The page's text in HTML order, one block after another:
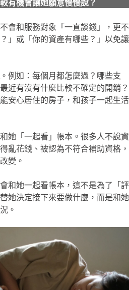
有機會讓她願意慢慢說？
會和服務對象「一直談錢」，更不
」或「你的資產有哪些？」以免讓
。例如：每個月都怎麼過？哪些支
近有沒有什麼比較不確定的開銷？
安心居住的房子，和孩子一起生活
她「一起看」帳本。很多人不說資
亂花錢、被認為不符合補助資格，
變。
和她一起看帳本，這不是為了「評
她決定接下來要做什麼，而是和她
。